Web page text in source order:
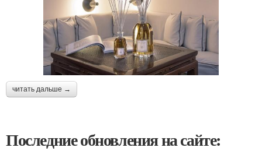
читать дальше →
Последние обновления на сайте: